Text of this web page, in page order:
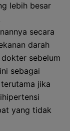
lebih besar
secara
darah
sebelum
sebagai
jika
yang tidak